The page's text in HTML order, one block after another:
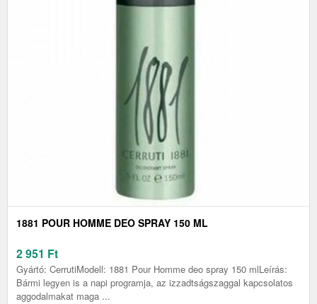
1881 POUR HOMME DEO SPRAY 150 ML
2 951 Ft
Gyártó: CerrutiModell: 1881 Pour Homme deo spray 150 mlLeírás:
Bármi legyen is a napi programja, az izzadtságszaggal kapcsolatos
aggodalmakat maga ...